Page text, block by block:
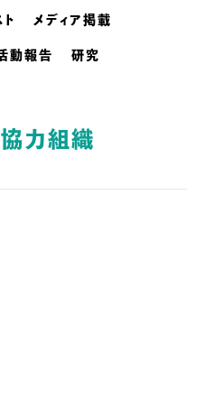
メディア掲載
動報告 研究
協力組織